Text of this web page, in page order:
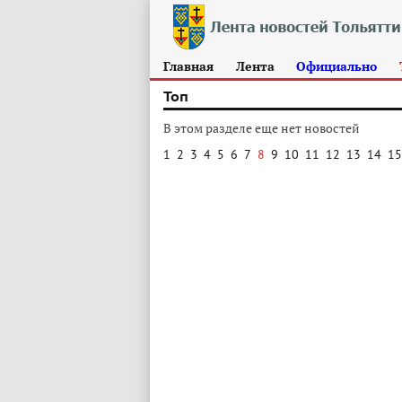
Главная Лента Официально
Топ
В этом разделе еще нет новостей
1 2 3 4 5 6 7 8 9 10 11 12 13 14 15